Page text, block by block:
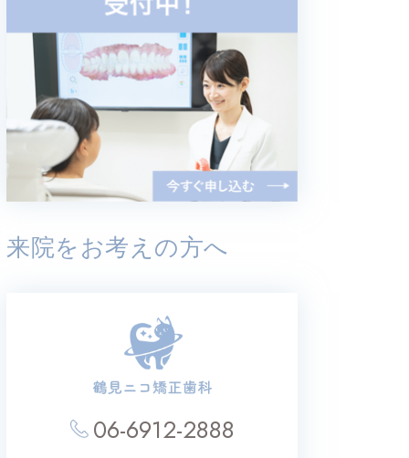
来院をお考えの方へ
06-6912-2888